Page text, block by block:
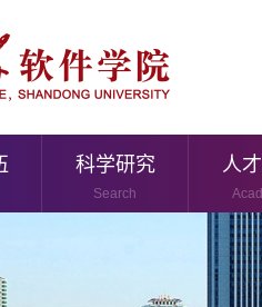
科学研究
Search
人